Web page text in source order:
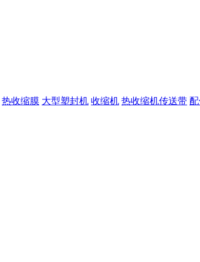
热收缩膜 大型塑封机 收缩机 热收缩机传送带